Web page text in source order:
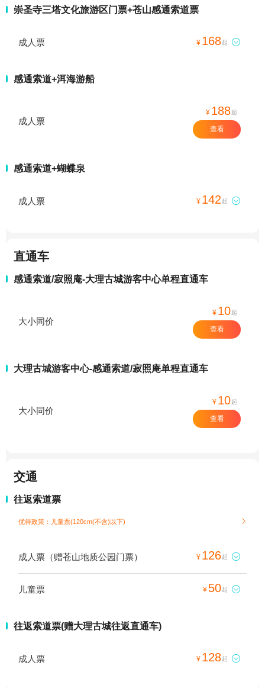
崇圣寺三塔文化旅游区门票+苍山感通索道票
成人票 ¥ 168起 
感通索道+洱海游船
成人票
¥ 188起
查看
感通索道+蝴蝶泉
成人票 ¥ 142 起 
直通车
感通索道/寂照庵-大理古城游客中心单程直通车
大小同价
¥ 10起
查看
大理古城游客中心-感通索道/寂照庵单程直通车
大小同价
¥ 10起
查看
交通
往返索道票
优待政策：儿童票(120cm(不含)以下) 
成人票（赠苍山地质公园门票） ¥ 126起 
儿童票 ¥ 50起 
往返索道票(赠大理古城往返直通车)
成人票 ¥ 128起 